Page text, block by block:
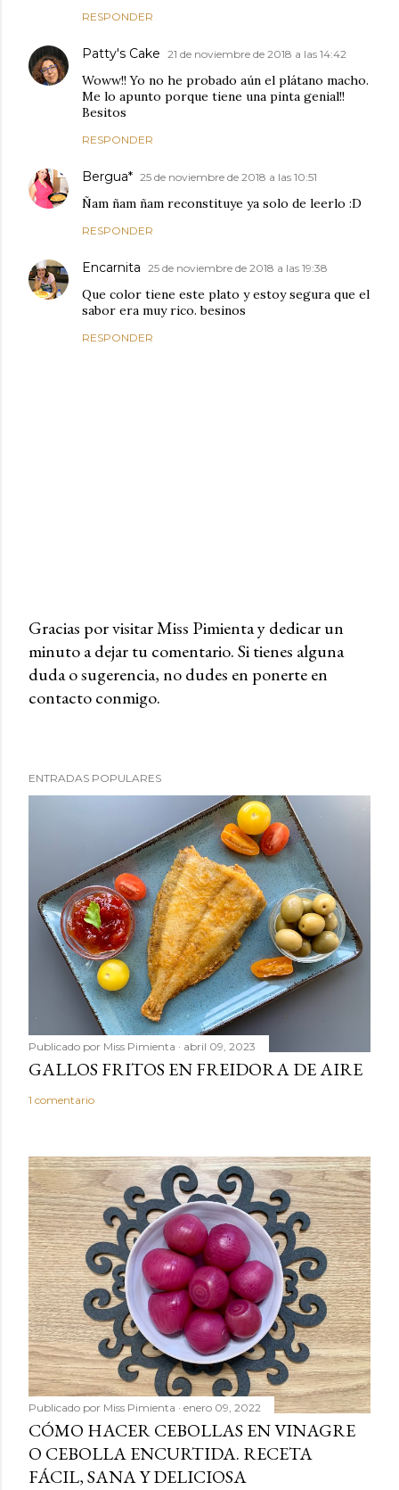
RESPONDER
Patty's Cake 21 de noviembre de 2018 a las 14:42
Woww!! Yo no he probado aún el plátano macho.
Me lo apunto porque tiene una pinta genial!!
Besitos
RESPONDER
Bergua* 25 de noviembre de 2018 a las 10:51
Ñam ñam ñam reconstituye ya solo de leerlo :D
RESPONDER
Encarnita 25 de noviembre de 2018 a las 19:38
Que color tiene este plato y estoy segura que el
sabor era muy rico. besinos
RESPONDER
P
u
b
a
r
i
o
Gracias por visitar Miss Pimienta y dedicar un
minuto a dejar tu comentario. Si tienes alguna
duda o sugerencia, no dudes en ponerte en
contacto conmigo.
ENTRADAS POPULARES
Publicado por Miss Pimienta abril 09, 2023
GALLOS FRITOS EN FREIDORA DE AIRE
1 comentario
Publicado por Miss Pimienta enero 09, 2022
CÓMO HACER CEBOLLAS EN VINAGRE
O CEBOLLA ENCURTIDA. RECETA
FÁCIL, SANA Y DELICIOSA